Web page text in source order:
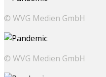
© WVG Medien GmbH
© WVG Medien GmbH